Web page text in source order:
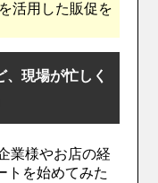
活用した販促を
、現場が忙しく
業様やお店の経
トを始めてみた